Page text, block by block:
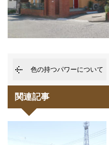
色の持つパワーについて
関連記事